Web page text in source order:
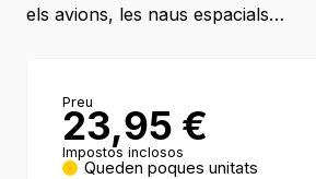
els avions, les naus espacials…
Preu
23,95 €
Impostos inclosos
Queden poques unitats